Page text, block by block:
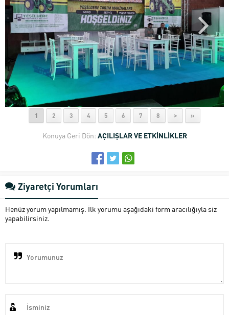
1 2 3 4 5 6 7 8 > »
Konuya Geri Dön: AÇILIŞLAR VE ETKİNLİKLER
Ziyaretçi Yorumları
Henüz yorum yapılmamış. İlk yorumu aşağıdaki form aracılığıyla siz
yapabilirsiniz.